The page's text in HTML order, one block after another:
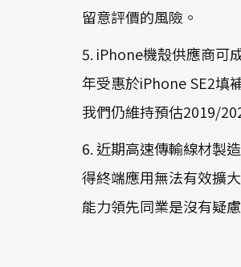
留意評價的風險。
5. iPhone機殼供應商可
年受惠於iPhone SE2填
我們仍維持預估2019/
6. 近期高速傳輸線材製
得終端應用無法有效擴
能力領先同業是沒有疑